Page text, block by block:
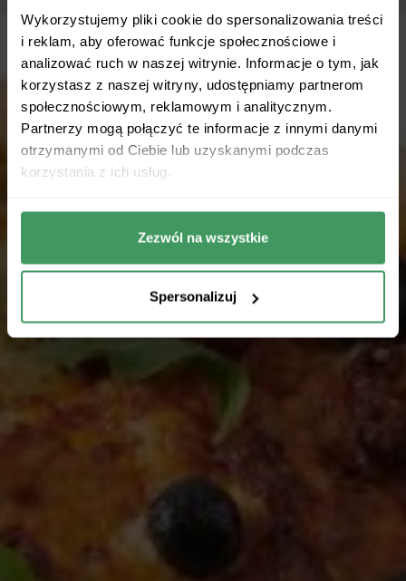
Wykorzystujemy pliki cookie do spersonalizowania treści
i reklam, aby oferować funkcje społecznościowe i
analizować ruch w naszej witrynie. Informacje o tym, jak
korzystasz z naszej witryny, udostępniamy partnerom
społecznościowym, reklamowym i analitycznym.
Partnerzy mogą połączyć te informacje z innymi danymi
otrzymanymi od Ciebie lub uzyskanymi podczas
korzystania z ich usług.
Zezwól na wszystkie
Spersonalizuj